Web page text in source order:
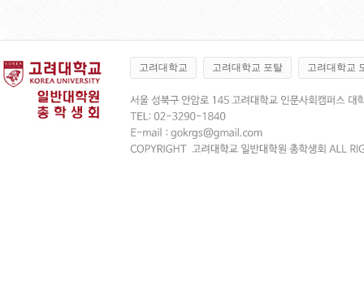
고려대학교 고려대학교 포탈 고려대학교